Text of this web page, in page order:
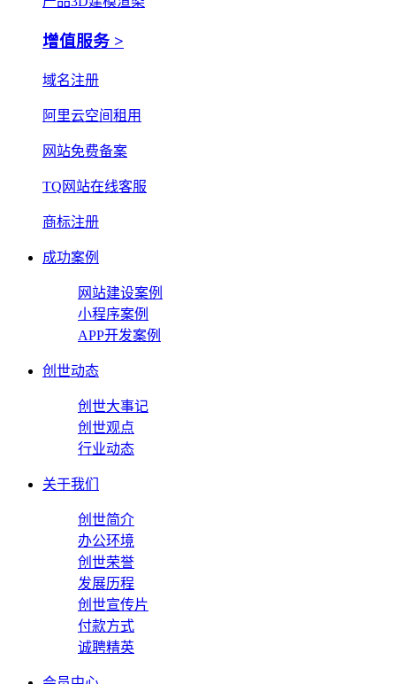
增值服务 >
域名注册
阿里云空间租用
网站免费备案
TQ网站在线客服
商标注册
成功案例
网站建设案例
小程序案例
APP开发案例
创世动态
创世大事记
创世观点
行业动态
关于我们
创世简介
办公环境
创世荣誉
发展历程
创世宣传片
付款方式
诚聘精英